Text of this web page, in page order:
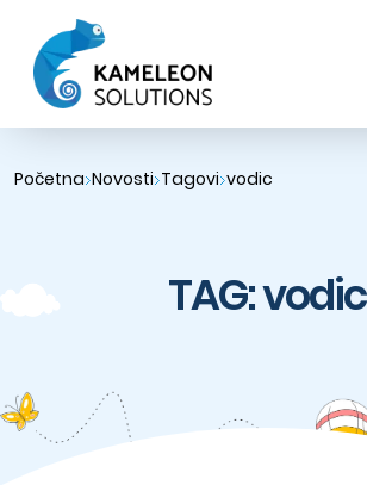
Početna Novosti Tagovi vodic
TAG: vodic